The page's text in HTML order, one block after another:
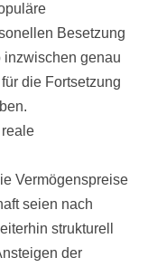
Besetzung
genau
die Fortsetzung
Vermögenspreise
seien nach
strukturell
der